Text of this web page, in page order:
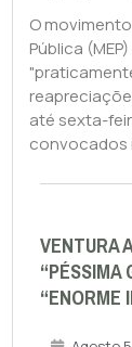
O
Pública
até sexta-
convocados
VENTURA
“PÉSSIMA
“ENORME